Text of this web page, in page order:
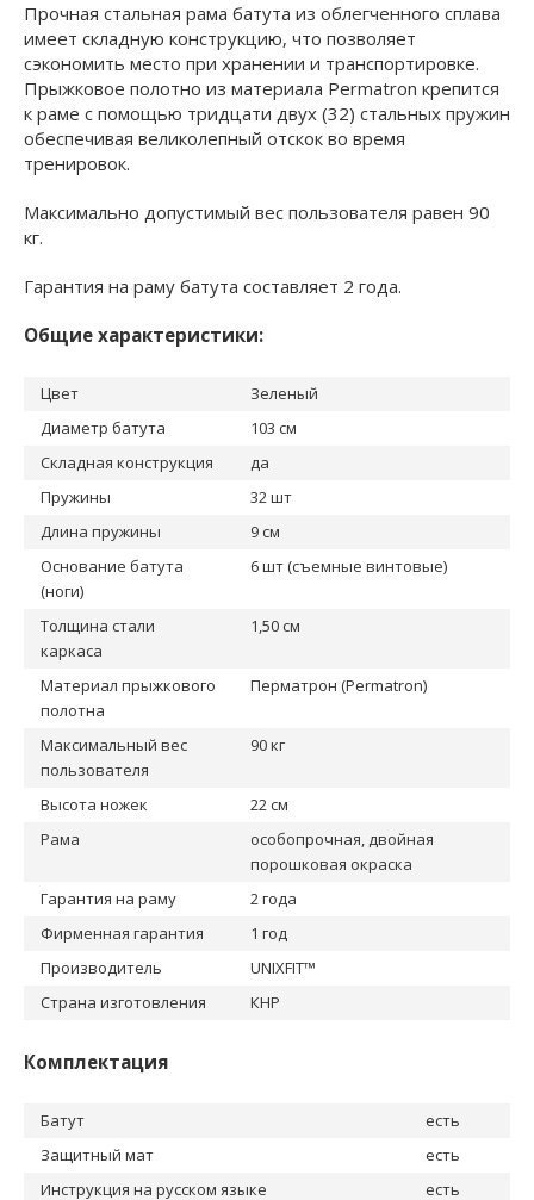
Прочная стальная рама батута из облегченного сплава
имеет складную конструкцию, что позволяет
сэкономить место при хранении и транспортировке.
Прыжковое полотно из материала Permatron крепится
к раме с помощью тридцати двух (32) стальных пружин
обеспечивая великолепный отскок во время
тренировок.
Максимально допустимый вес пользователя равен 90
кг.
Гарантия на раму батута составляет 2 года.
Общие характеристики:
Цвет
Зеленый
Диаметр батута
103 см
Складная конструкция
да
Пружины
32 шт
Длина пружины
9 см
Основание батута
(ноги)
6 шт (съемные винтовые)
Толщина стали
каркаса
1,50 см
Материал прыжкового
полотна
Перматрон (Permatron)
Максимальный вес
пользователя
90 кг
Высота ножек
22 см
Рама
особопрочная, двойная
порошковая окраска
Гарантия на раму
2 года
Фирменная гарантия
1 год
Производитель
UNIXFIT™
Страна изготовления
КНР
Комплектация
Батут
есть
Защитный мат
есть
Инструкция на русском языке
есть